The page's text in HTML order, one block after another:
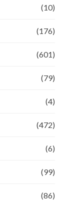
(10)
(176)
(601)
(79)
(4)
(472)
(6)
(99)
(86)